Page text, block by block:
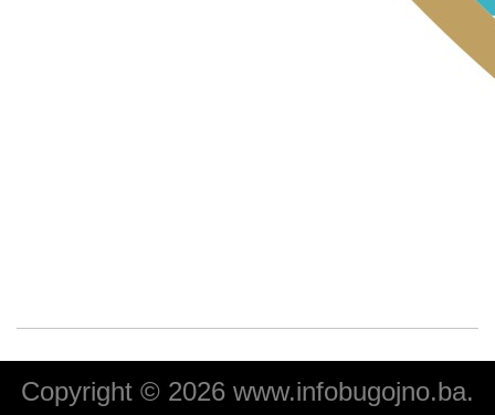
Copyright © 2026 www.infobugojno.ba.